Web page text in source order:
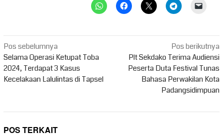
Navigasi
pos
Pos sebelumnya
Selama Operasi Ketupat Toba
2024, Terdapat 3 Kasus
Kecelakaan Lalulintas di Tapsel
Pos berikutnya
Plt Sekdako Terima Audiensi
Peserta Duta Festival Tunas
Bahasa Perwakilan Kota
Padangsidimpuan
POS TERKAIT